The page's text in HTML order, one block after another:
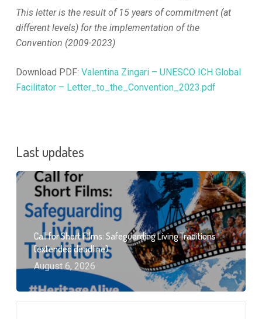
This letter is the result of 15 years of commitment (at
different levels) for the implementation of the
Convention (2009-2023)
Download PDF: Valentina Zingari – UNESCO ICH Global
Facilitator – Letter_to_the_Convention_2023.pdf
Last updates
Call for Short Films: Safeguarding Living Traditions
(extended deadline)
August 6, 2026